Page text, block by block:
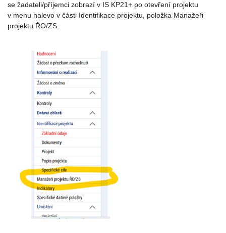
se žadateli/příjemci zobrazí v IS KP21+ po otevření projektu
v menu nalevo v části Identifikace projektu, položka Manažeři
projektu ŘO/ZS.